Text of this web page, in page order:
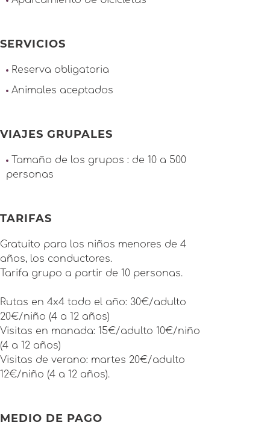
SERVICIOS
Reserva obligatoria
Animales aceptados
VIAJES GRUPALES
Tamaño de los grupos : de 10 a 500
personas
TARIFAS
Gratuito para los niños menores de 4
años, los conductores.
Tarifa grupo a partir de 10 personas.
Rutas en 4x4 todo el año: 30€/adulto
20€/niño (4 a 12 años)
Visitas en manada: 15€/adulto 10€/niño
(4 a 12 años)
Visitas de verano: martes 20€/adulto
12€/niño (4 a 12 años).
MEDIO DE PAGO